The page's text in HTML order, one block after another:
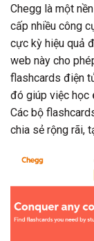
Chegg là một
cấp nhiều công
cực kỳ hiệu quả
web này cho
flashcards điện
đó giúp việc học
Các bộ
chia sẻ rộng rãi,